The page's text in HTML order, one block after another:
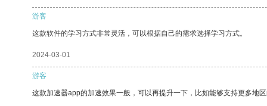
游客
这款软件的学习方式非常灵活，可以根据自己的需求选择学习方式。
2024-03-01
游客
这款加速器app的加速效果一般，可以再提升一下，比如能够支持更多地